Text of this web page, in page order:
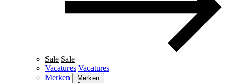
Sale Sale
Vacatures Vacatures
Merken
Merken